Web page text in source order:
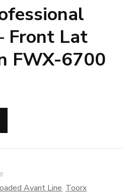
Front Lat
FWX-6700
Avant Line, Toorx